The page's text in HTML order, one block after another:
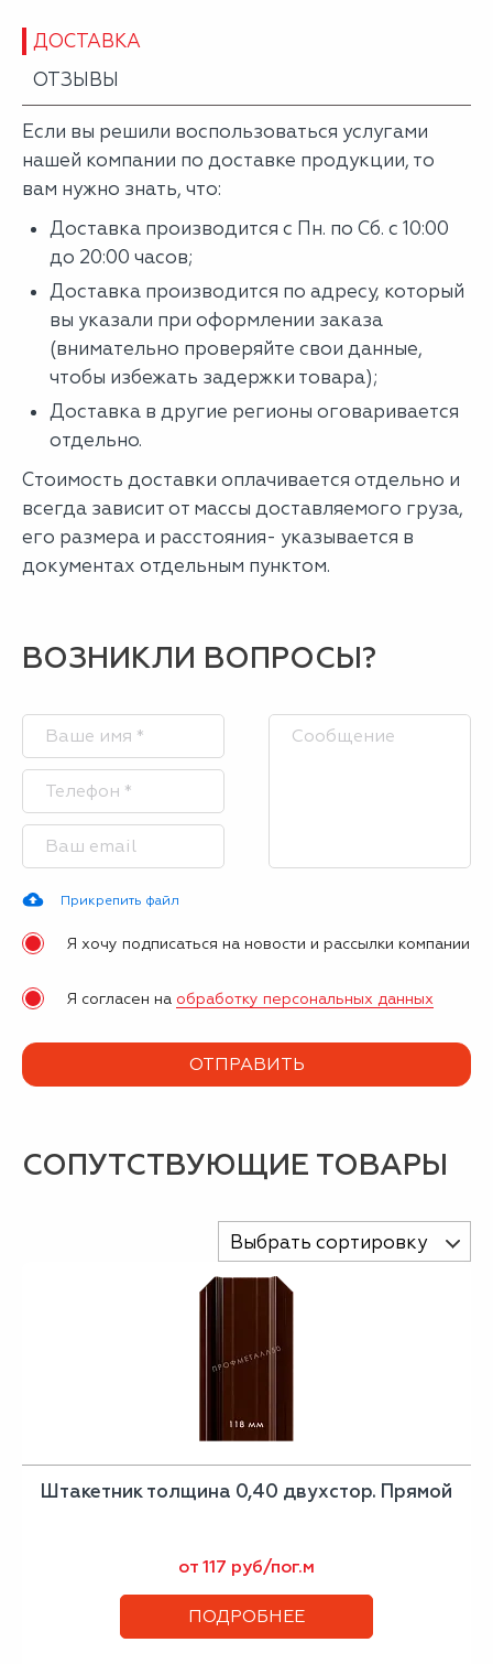
ДОСТАВКА
ОТЗЫВЫ
Если вы решили воспользоваться услугами
нашей компании по доставке продукции, то
вам нужно знать, что:
Доставка производится с Пн. по Сб. с 10:00
до 20:00 часов;
Доставка производится по адресу, который
вы указали при оформлении заказа
(внимательно проверяйте свои данные,
чтобы избежать задержки товара);
Доставка в другие регионы оговаривается
отдельно.
Стоимость доставки оплачивается отдельно и
всегда зависит от массы доставляемого груза,
его размера и расстояния- указывается в
документах отдельным пунктом.
ВОЗНИКЛИ ВОПРОСЫ?
Прикрепить файл
Я хочу подписаться на новости и рассылки компании
Я согласен на обработку персональных данных
СОПУТСТВУЮЩИЕ ТОВАРЫ
Выбрать сортировку
Штакетник толщина 0,40 двухстор. Прямой
от 117 руб/пог.м
ПОДРОБНЕЕ